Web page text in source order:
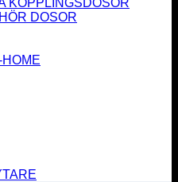
KOPPLINGSDOSOR
DOSOR